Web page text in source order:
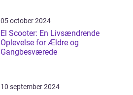
05 october 2024
El Scooter: En Livsændrende
Oplevelse for Ældre og
Gangbesværede
10 september 2024